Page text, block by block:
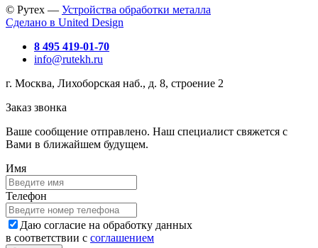
© Рутех — Устройства обработки металла
Сделано в United Design
8 495 419-01-70
info@rutekh.ru
г. Москва, Лихоборская наб., д. 8, строение 2
Заказ звонка
Ваше сообщение отправлено. Наш специалист свяжется с
Вами в ближайшем будущем.
Имя
Телефон
Даю согласие на обработку данных
в соответствии с соглашением